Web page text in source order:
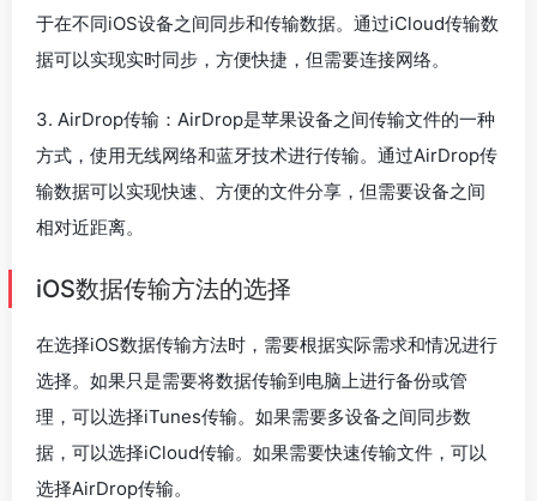
于在不同iOS设备之间同步和传输数据。通过iCloud传输数
据可以实现实时同步，方便快捷，但需要连接网络。
3. AirDrop传输：AirDrop是苹果设备之间传输文件的一种
方式，使用无线网络和蓝牙技术进行传输。通过AirDrop传
输数据可以实现快速、方便的文件分享，但需要设备之间
相对近距离。
iOS数据传输方法的选择
在选择iOS数据传输方法时，需要根据实际需求和情况进行
选择。如果只是需要将数据传输到电脑上进行备份或管
理，可以选择iTunes传输。如果需要多设备之间同步数
据，可以选择iCloud传输。如果需要快速传输文件，可以
选择AirDrop传输。